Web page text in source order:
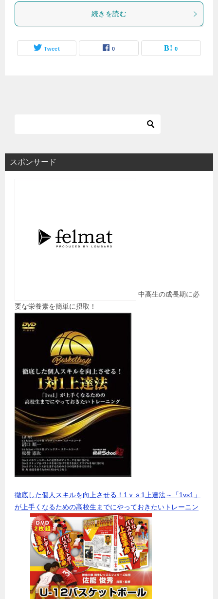
続きを読む
Tweet 0 0
スポンサード
中高生の成長期に必
要な栄養素を簡単に摂取！
徹底した個人スキルを向上させる！1ｖｓ1上達法～「1vs1」
が上手くなるための高校生までにやっておきたいトレーニン